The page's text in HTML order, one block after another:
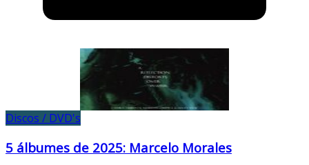
Discos / DVD's
5 álbumes de 2025: Marcelo Morales